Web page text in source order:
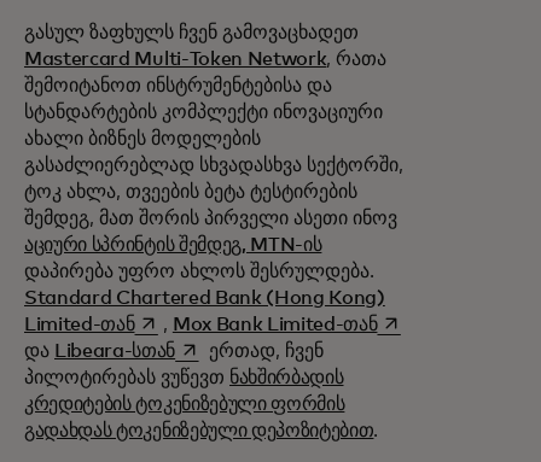
გასულ ზაფხულს ჩვენ გამოვაცხადეთ
Mastercard Multi-Token Network, რათა
შემოიტანოთ ინსტრუმენტებისა და
სტანდარტების კომპლექტი ინოვაციური
ახალი ბიზნეს მოდელების
გასაძლიერებლად სხვადასხვა სექტორში,
ტოკ ახლა, თვეების ბეტა ტესტირების
შემდეგ, მათ შორის პირველი ასეთი ინოვ
აციური სპრინტის შემდეგ, MTN-ის
დაპირება უფრო ახლოს შესრულდება.
Standard Chartered Bank (Hong Kong)
Limited-თანopens in a new tab
, Mox Bank Limited-თანopens in a new
და Libeara-სთანopens in a new tab
ერთად, ჩვენ
პილოტირებას ვუწევთ ნახშირბადის
კრედიტების ტოკენიზებული ფორმის
გადახდას ტოკენიზებული დეპოზიტებით.